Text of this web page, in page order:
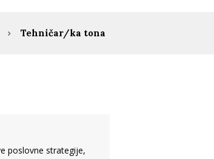
Tehničar/ka tona
poslovne strategije,